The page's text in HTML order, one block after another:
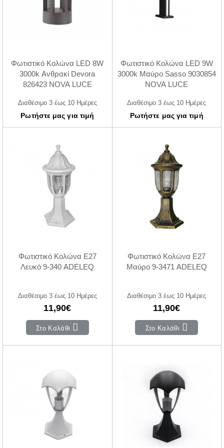
Φωτιστικό Κολώνα LED 8W
3000k Ανθρακi Devora
826423 NOVA LUCE
Διαθέσιμο 3 έως 10 Ημέρες
Ρωτήστε μας για τιμή
Φωτιστικό Κολώνα LED 9W
3000k Μαύρο Sasso 9030854
NOVA LUCE
Διαθέσιμο 3 έως 10 Ημέρες
Ρωτήστε μας για τιμή
Φωτιστικό Κολώνα E27
Λευκό 9-340 ADELEQ
Διαθέσιμο 3 έως 10 Ημέρες
11,90€
Στο Καλάθι
Φωτιστικό Κολώνα E27
Μαύρο 9-3471 ADELEQ
Διαθέσιμο 3 έως 10 Ημέρες
11,90€
Στο Καλάθι